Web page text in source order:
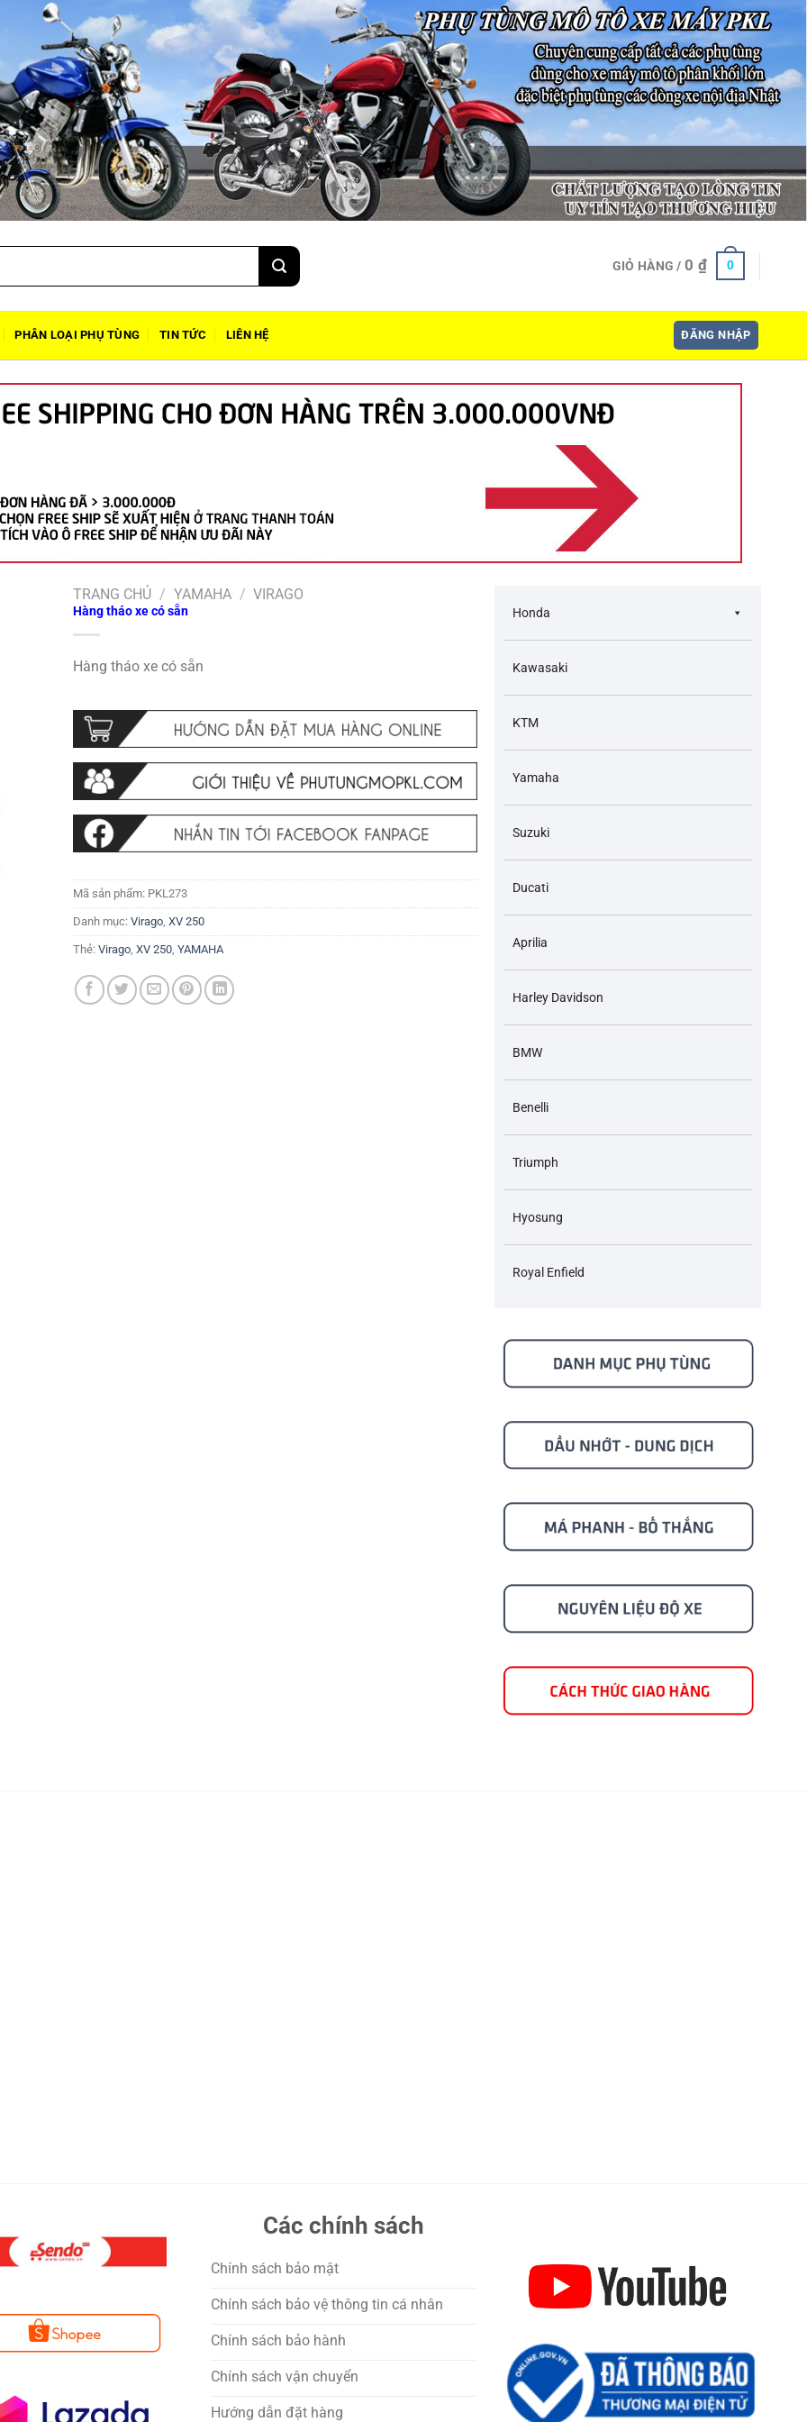
GIỎ HÀNG / 0 ₫ 0
PHÂN LOẠI PHỤ TÙNG TIN TỨC LIÊN HỆ ĐĂNG NHẬP
TRANG CHỦ / YAMAHA / VIRAGO
Hàng tháo xe có sẵn
Hàng tháo xe có sẵn
Mã sản phẩm: PKL273
Danh mục:Virago ,XV 250
Thẻ:Virago ,XV 250 ,YAMAHA
Honda
Kawasaki
KTM
Yamaha
Suzuki
Ducati
Aprilia
Harley Davidson
BMW
Benelli
Triumph
Hyosung
Royal Enfield
Các chính sách
Chính sách bảo mật
Chính sách bảo vệ thông tin cá nhân
Chính sách bảo hành
Chính sách vận chuyển
Hướng dẫn đặt hàng